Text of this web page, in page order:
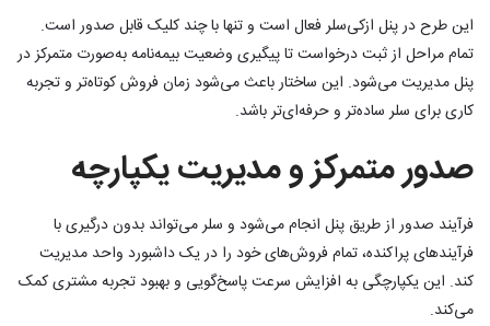
این طرح در پنل ازکی‌سلر فعال است و تنها با چند کلیک قابل صدور است.
تمام مراحل از ثبت درخواست تا پیگیری وضعیت بیمه‌نامه به‌صورت متمرکز در
پنل مدیریت می‌شود. این ساختار باعث می‌شود زمان فروش کوتاه‌تر و تجربه
کاری برای سلر ساده‌تر و حرفه‌ای‌تر باشد.
صدور متمرکز و مدیریت یکپارچه
فرآیند صدور از طریق پنل انجام می‌شود و سلر می‌تواند بدون درگیری با
فرآیندهای پراکنده، تمام فروش‌های خود را در یک داشبورد واحد مدیریت
کند. این یکپارچگی به افزایش سرعت پاسخ‌گویی و بهبود تجربه مشتری کمک
می‌کند.